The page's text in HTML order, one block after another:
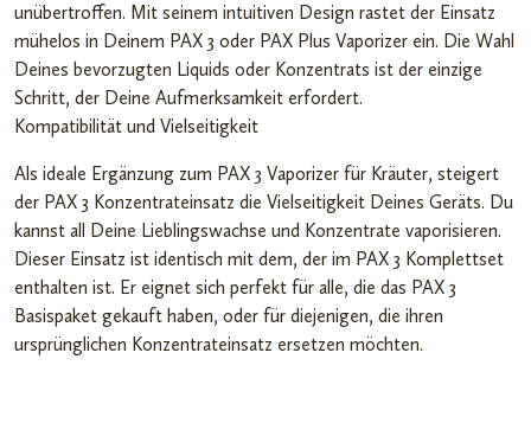
unübertroffen. Mit seinem intuitiven Design rastet der Einsatz
mühelos in Deinem PAX 3 oder PAX Plus Vaporizer ein. Die Wahl
Deines bevorzugten Liquids oder Konzentrats ist der einzige
Schritt, der Deine Aufmerksamkeit erfordert.
Kompatibilität und Vielseitigkeit
Als ideale Ergänzung zum PAX 3 Vaporizer für Kräuter, steigert
der PAX 3 Konzentrateinsatz die Vielseitigkeit Deines Geräts. Du
kannst all Deine Lieblingswachse und Konzentrate vaporisieren.
Dieser Einsatz ist identisch mit dem, der im PAX 3 Komplettset
enthalten ist. Er eignet sich perfekt für alle, die das PAX 3
Basispaket gekauft haben, oder für diejenigen, die ihren
ursprünglichen Konzentrateinsatz ersetzen möchten.